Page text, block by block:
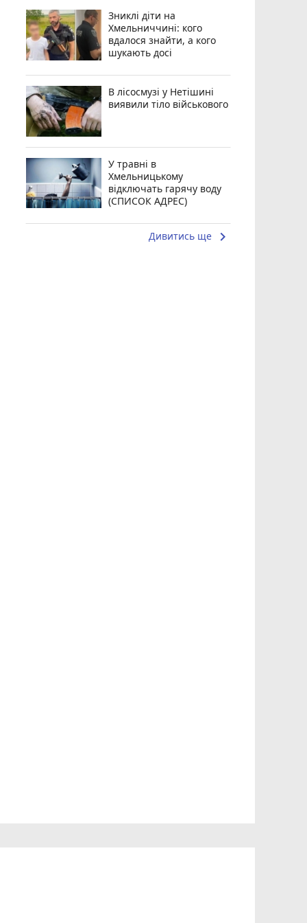
Зниклі діти на
Хмельниччині: кого
вдалося знайти, а кого
шукають досі
В лісосмузі у Нетішині
виявили тіло військового
У травні в
Хмельницькому
відключать гарячу воду
(СПИСОК АДРЕС)
Дивитись ще keyboard_arrow_right